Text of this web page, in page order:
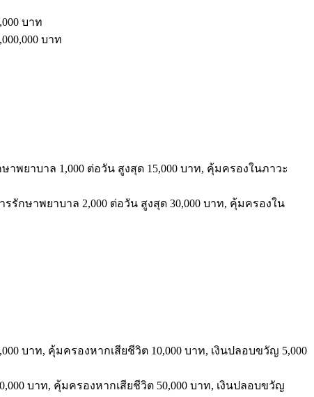
บาท
บาท
ษาพยาบาล 1,000 ต่อวัน สูงสุด 15,000 บาท, คุ้มครองในภาวะ
รรักษาพยาบาล 2,000 ต่อวัน สูงสุด 30,000 บาท, คุ้มครองใน
บาท, คุ้มครองหากเสียชีวิต 10,000 บาท, เงินปลอบขวัญ 5,000
บาท, คุ้มครองหากเสียชีวิต 50,000 บาท, เงินปลอบขวัญ